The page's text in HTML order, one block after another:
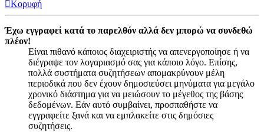
Κορυφή
Έχω εγγραφεί κατά το παρελθόν αλλά δεν μπορώ να συνδεθώ
πλέον!
Είναι πιθανό κάποιος διαχειριστής να απενεργοποίησε ή να
διέγραψε τον λογαριασμό σας για κάποιο λόγο. Επίσης,
πολλά συστήματα συζητήσεων απομακρύνουν μέλη
περιοδικά που δεν έχουν δημοσιεύσει μηνύματα για μεγάλο
χρονικό διάστημα για να μειώσουν το μέγεθος της βάσης
δεδομένων. Εάν αυτό συμβαίνει, προσπαθήστε να
εγγραφείτε ξανά και να εμπλακείτε στις δημόσιες
συζητήσεις.